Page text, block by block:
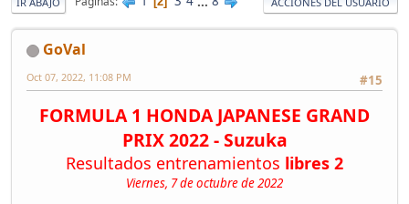
GoVal
#15
Oct 07, 2022, 11:08 PM
FORMULA 1 HONDA JAPANESE GRAND
PRIX 2022 - Suzuka
Resultados entrenamientos libres 2
Viernes, 7 de octubre de 2022